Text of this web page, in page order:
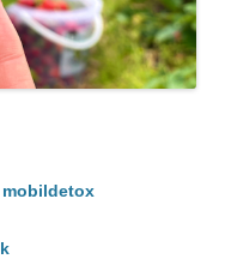
mobildetox